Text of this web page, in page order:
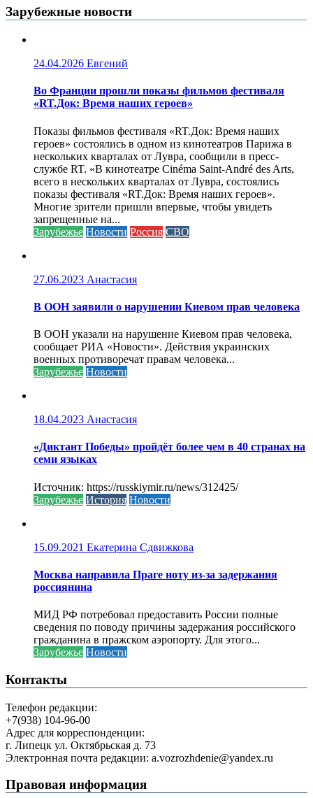
Зарубежные новости
24.04.2026 Евгений
Во Франции прошли показы фильмов фестиваля
«RT.Док: Время наших героев»
Показы фильмов фестиваля «RT.Док: Время наших
героев» состоялись в одном из кинотеатров Парижа в
нескольких кварталах от Лувра, сообщили в пресс-
службе RT. «В кинотеатре Cinéma Saint-André des Arts,
всего в нескольких кварталах от Лувра, состоялись
показы фестиваля «RT.Док: Время наших героев».
Многие зрители пришли впервые, чтобы увидеть
запрещенные на...
Зарубежье Новости Россия СВО
27.06.2023 Анастасия
В ООН заявили о нарушении Киевом прав человека
В ООН указали на нарушение Киевом прав человека,
сообщает РИА «Новости». Действия украинских
военных противоречат правам человека...
Зарубежье Новости
18.04.2023 Анастасия
«Диктант Победы» пройдёт более чем в 40 странах на
семи языках
Источник: https://russkiymir.ru/news/312425/
Зарубежье История Новости
15.09.2021 Екатерина Сдвижкова
Москва направила Праге ноту из-за задержания
россиянина
МИД РФ потребовал предоставить России полные
сведения по поводу причины задержания российского
гражданина в пражском аэропорту. Для этого...
Зарубежье Новости
Контакты
Телефон редакции:
+7(938) 104-96-00
Адрес для корреспонденции:
г. Липецк ул. Октябрьская д. 73
Электронная почта редакции: a.vozrozhdenie@yandex.ru
Правовая информация